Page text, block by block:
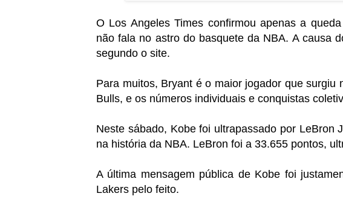
O Los Angeles Times confirmou apenas a
não fala no astro do basquete da NBA. A causa
segundo o site.
Para muitos, Bryant é o maior jogador que surgiu
Bulls, e os números individuais e conquistas
Neste sábado, Kobe foi ultrapassado por LeBron
na história da NBA. LeBron foi a 33.655 pontos,
A última mensagem pública de Kobe foi
Lakers pelo feito.